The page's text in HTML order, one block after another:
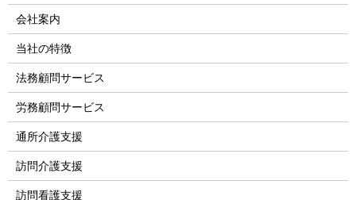
会社案内
当社の特徴
法務顧問サービス
労務顧問サービス
通所介護支援
訪問介護支援
訪問看護支援